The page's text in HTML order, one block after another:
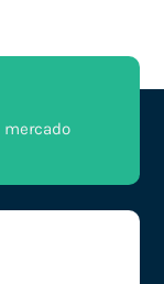
mercado